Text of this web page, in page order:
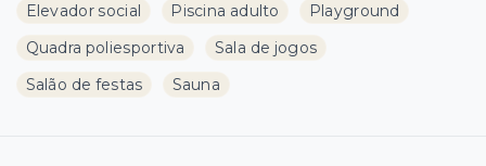
Elevador social
Piscina adulto
Playground
Quadra poliesportiva
Sala de jogos
Salão de festas
Sauna